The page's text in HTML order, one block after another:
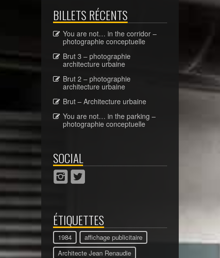
BILLETS RÉCENTS
You are not… in the corridor –
photographie conceptuelle
Brut 3 – photographie
architecture urbaine
Brut 2 – photographie
architecture urbaine
Brut – Architecture urbaine
You are not… in the parking –
photographie conceptuelle
SOCIAL
ÉTIQUETTES
1984
affichage publicitaire
Architecte Jean Renaudie